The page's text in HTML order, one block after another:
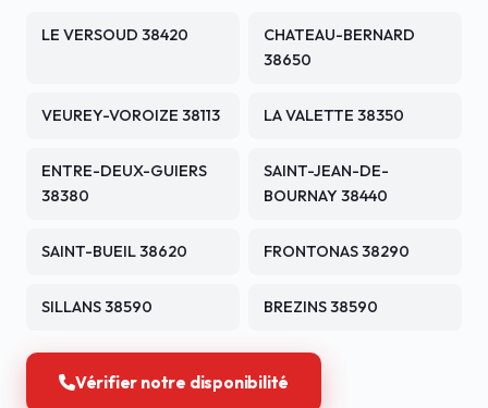
LE VERSOUD 38420
CHATEAU-BERNARD
38650
VEUREY-VOROIZE 38113 LA VALETTE 38350
ENTRE-DEUX-GUIERS
38380
SAINT-JEAN-DE-
BOURNAY 38440
SAINT-BUEIL 38620 FRONTONAS 38290
SILLANS 38590 BREZINS 38590
Vérifier notre disponibilité